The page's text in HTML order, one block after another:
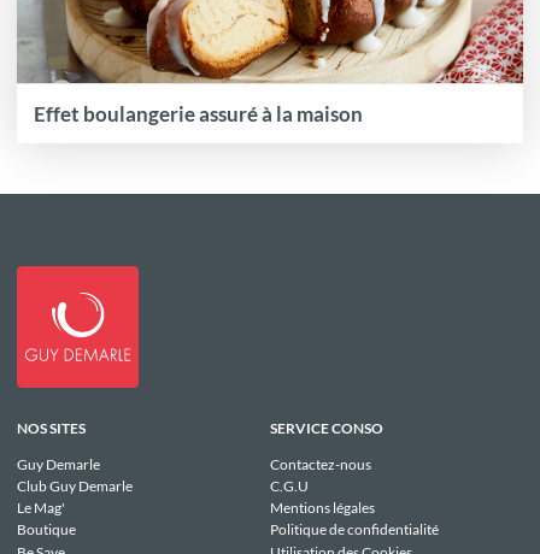
Effet boulangerie assuré à la maison
NOS SITES
Guy Demarle
Club Guy Demarle
Le Mag'
Boutique
SERVICE CONSO
Contactez-nous
C.G.U
Mentions légales
Politique de confidentialité